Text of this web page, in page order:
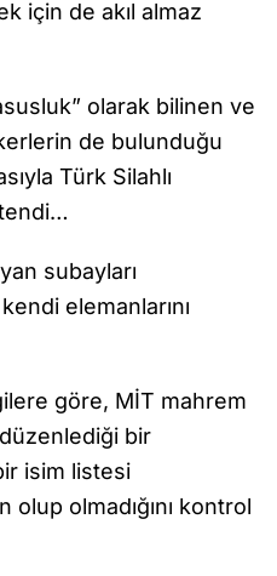
için de akıl almaz
olarak bilinen ve
de bulunduğu
Türk Silahlı
subayları
elemanlarını
göre, MİT mahrem
bir
isim listesi
olup olmadığını kontrol